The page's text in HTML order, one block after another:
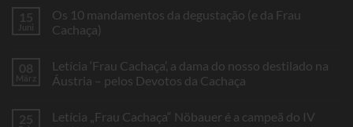
15
Juni
Os 10 mandamentos da degustação (e da Frau
Cachaça)
zu
Os
10
degustação
08
März
Letícia ‘Frau Cachaça’, a dama do nosso destilado na
Áustria – pelos Devotos da Cachaça
zu
25
Letícia „Frau Cachaça“ Nöbauer é a campeã do IV